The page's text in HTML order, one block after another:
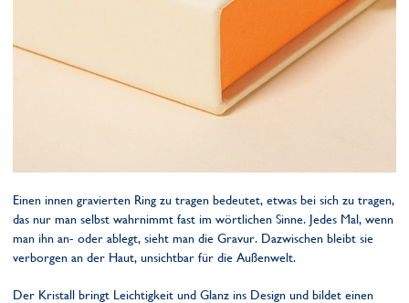
Einen innen gravierten Ring zu tragen bedeutet, etwas bei sich zu tragen,
das nur man selbst wahrnimmt fast im wörtlichen Sinne. Jedes Mal, wenn
man ihn an- oder ablegt, sieht man die Gravur. Dazwischen bleibt sie
verborgen an der Haut, unsichtbar für die Außenwelt.
Der Kristall bringt Leichtigkeit und Glanz ins Design und bildet einen